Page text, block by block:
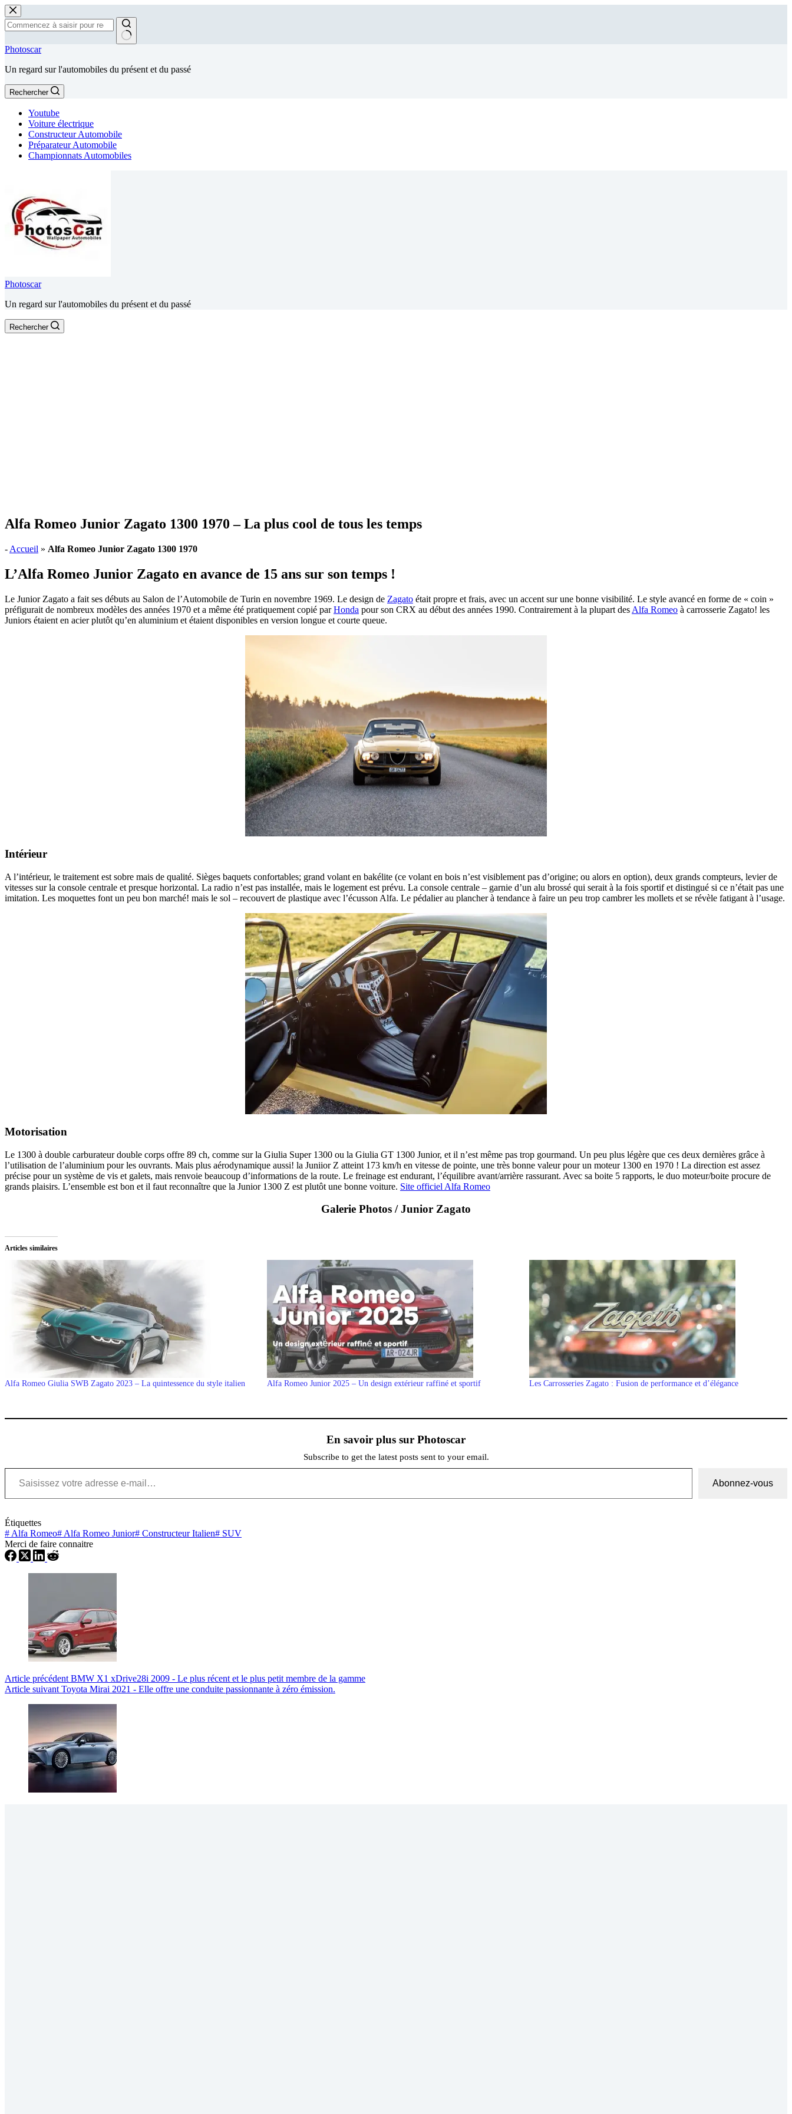
Passer
au
contenu
Aucun
Photoscar
Un regard sur l'automobiles du présent et du passé
Rechercher
Youtube
Voiture électrique
Constructeur Automobile
Préparateur Automobile
Championnats Automobiles
Photoscar
Un regard sur l'automobiles du présent et du passé
Rechercher
Alfa Romeo Junior Zagato 1300 1970 – La plus cool de tous les temps
- Accueil » Alfa Romeo Junior Zagato 1300 1970
L’Alfa Romeo Junior Zagato en avance de 15 ans sur son temps !
Le Junior Zagato a fait ses débuts au Salon de l’Automobile de Turin en novembre 1969. Le design de Zagato était propre et frais, avec un accent sur une bonne visibilité. Le style avancé en forme de « coin »
préfigurait de nombreux modèles des années 1970 et a même été pratiquement copié parHonda pour son CRX au début des années 1990. Contrairement à la plupart des Alfa Romeo à carrosserie Zagato! les
Juniors étaient en acier plutôt qu’en aluminium et étaient disponibles en version longue et courte queue.
Intérieur
A l’intérieur, le traitement est sobre mais de qualité. Sièges baquets confortables; grand volant en bakélite (ce volant en bois n’est visiblement pas d’origine; ou alors en option), deux grands compteurs, levier de
vitesses sur la console centrale et presque horizontal. La radio n’est pas installée, mais le logement est prévu. La console centrale – garnie d’un alu brossé qui serait à la fois sportif et distingué si ce n’était pas une
imitation. Les moquettes font un peu bon marché! mais le sol – recouvert de plastique avec l’écusson Alfa. Le pédalier au plancher à tendance à faire un peu trop cambrer les mollets et se révèle fatigant à l’usage.
Motorisation
Le 1300 à double carburateur double corps offre 89 ch, comme sur la Giulia Super 1300 ou la Giulia GT 1300 Junior, et il n’est même pas trop gourmand. Un peu plus légère que ces deux dernières grâce à
l’utilisation de l’aluminium pour les ouvrants. Mais plus aérodynamique aussi! la Juniior Z atteint 173 km/h en vitesse de pointe, une très bonne valeur pour un moteur 1300 en 1970 ! La direction est assez
précise pour un système de vis et galets, mais renvoie beaucoup d’informations de la route. Le freinage est endurant, l’équilibre avant/arrière rassurant. Avec sa boite 5 rapports, le duo moteur/boite procure de
grands plaisirs. L’ensemble est bon et il faut reconnaître que la Junior 1300 Z est plutôt une bonne voiture. Site officiel Alfa Romeo
Galerie Photos / Junior Zagato
Articles similaires
Alfa Romeo Giulia SWB Zagato 2023 – La quintessence du style italien Alfa Romeo Junior 2025 – Un design extérieur raffiné et sportif Les Carrosseries Zagato : Fusion de performance et d’élégance
En savoir plus sur Photoscar
Subscribe to get the latest posts sent to your email.
Saisissez votre adresse e-mail…
Abonnez-vous
Étiquettes
# Alfa Romeo# Alfa Romeo Junior# Constructeur Italien# SUV
Merci de faire connaitre
Article précédent BMW X1 xDrive28i 2009 - Le plus récent et le plus petit membre de la gamme
Article suivant Toyota Mirai 2021 - Elle offre une conduite passionnante à zéro émission.